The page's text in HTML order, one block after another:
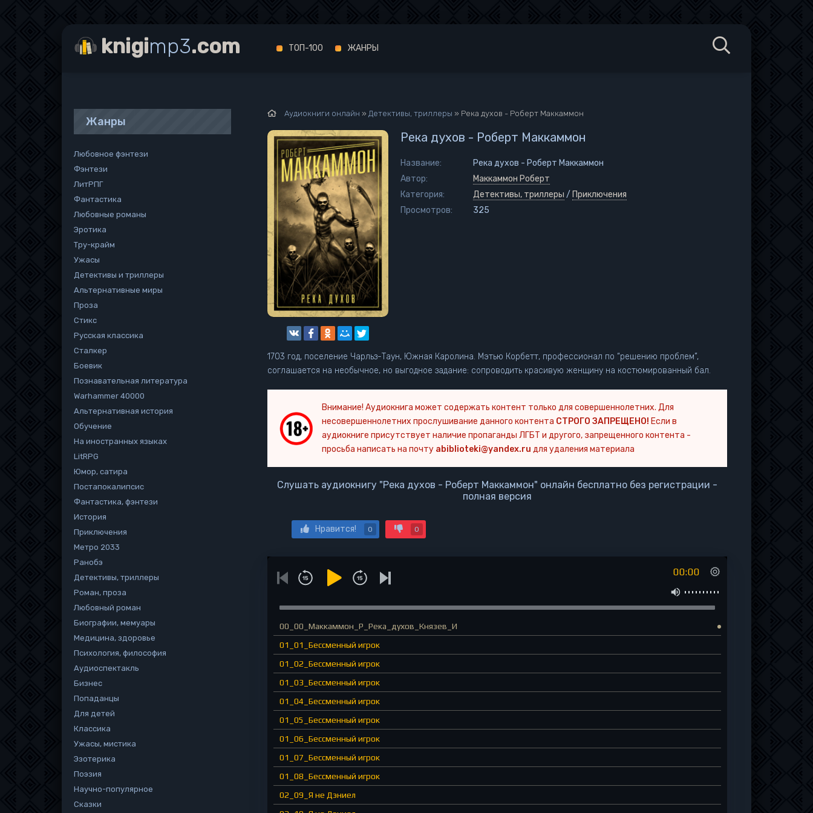
Аудиокниги онлайн » Детективы, триллеры » Река духов - Роберт Маккаммон
Река духов - Роберт Маккаммон
Название:
Река духов - Роберт Маккаммон
Автор:
Маккаммон Роберт
Категория:
Детективы, триллеры / Приключения
Просмотров:
325
1703 год, поселение Чарльз-Таун, Южная Каролина. Мэтью Корбетт, профессионал по “решению проблем”,
соглашается на необычное, но выгодное задание: сопроводить красивую женщину на костюмированный бал.
Внимание! Аудиокнига может содержать контент только для совершеннолетних. Для
несовершеннолетних прослушивание данного контента СТРОГО ЗАПРЕЩЕНО! Если в
аудиокниге присутствует наличие пропаганды ЛГБТ и другого, запрещенного контента -
просьба написать на почту abiblioteki@yandex.ru для удаления материала
Слушать аудиокнигу "Река духов - Роберт Маккаммон" онлайн бесплатно без регистрации -
полная версия
Нравится! 0 0
00:00
00_00_Маккаммон_Р_Река_духов_Князев_И
01_01_Бессменный игрок
01_02_Бессменный игрок
01_03_Бессменный игрок
01_04_Бессменный игрок
01_05_Бессменный игрок
01_06_Бессменный игрок
01_07_Бессменный игрок
01_08_Бессменный игрок
02_09_Я не Дэниел
Жанры
Любовное фэнтези
Фэнтези
ЛитРПГ
Фантастика
Любовные романы
Эротика
Тру-крайм
Ужасы
Детективы и триллеры
Альтернативные миры
Проза
Стикс
Русская классика
Сталкер
Боевик
Познавательная литература
Warhammer 40000
Альтернативная история
Обучение
На иностранных языках
LitRPG
Юмор, сатира
Постапокалипсис
Фантастика, фэнтези
История
Приключения
Метро 2033
Ранобэ
Детективы, триллеры
Роман, проза
Любовный роман
Биографии, мемуары
Медицина, здоровье
Психология, философия
Аудиоспектакль
Бизнес
Попаданцы
Для детей
Классика
Ужасы, мистика
Эзотерика
Поэзия
Научно-популярное
Сказки
knigimp3.com ТОП-100 ЖАНРЫ